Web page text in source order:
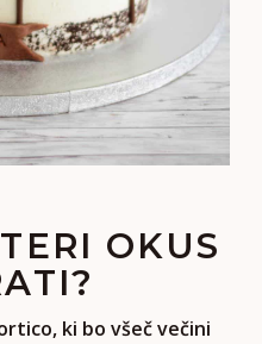
OKUS
ki bo všeč večini